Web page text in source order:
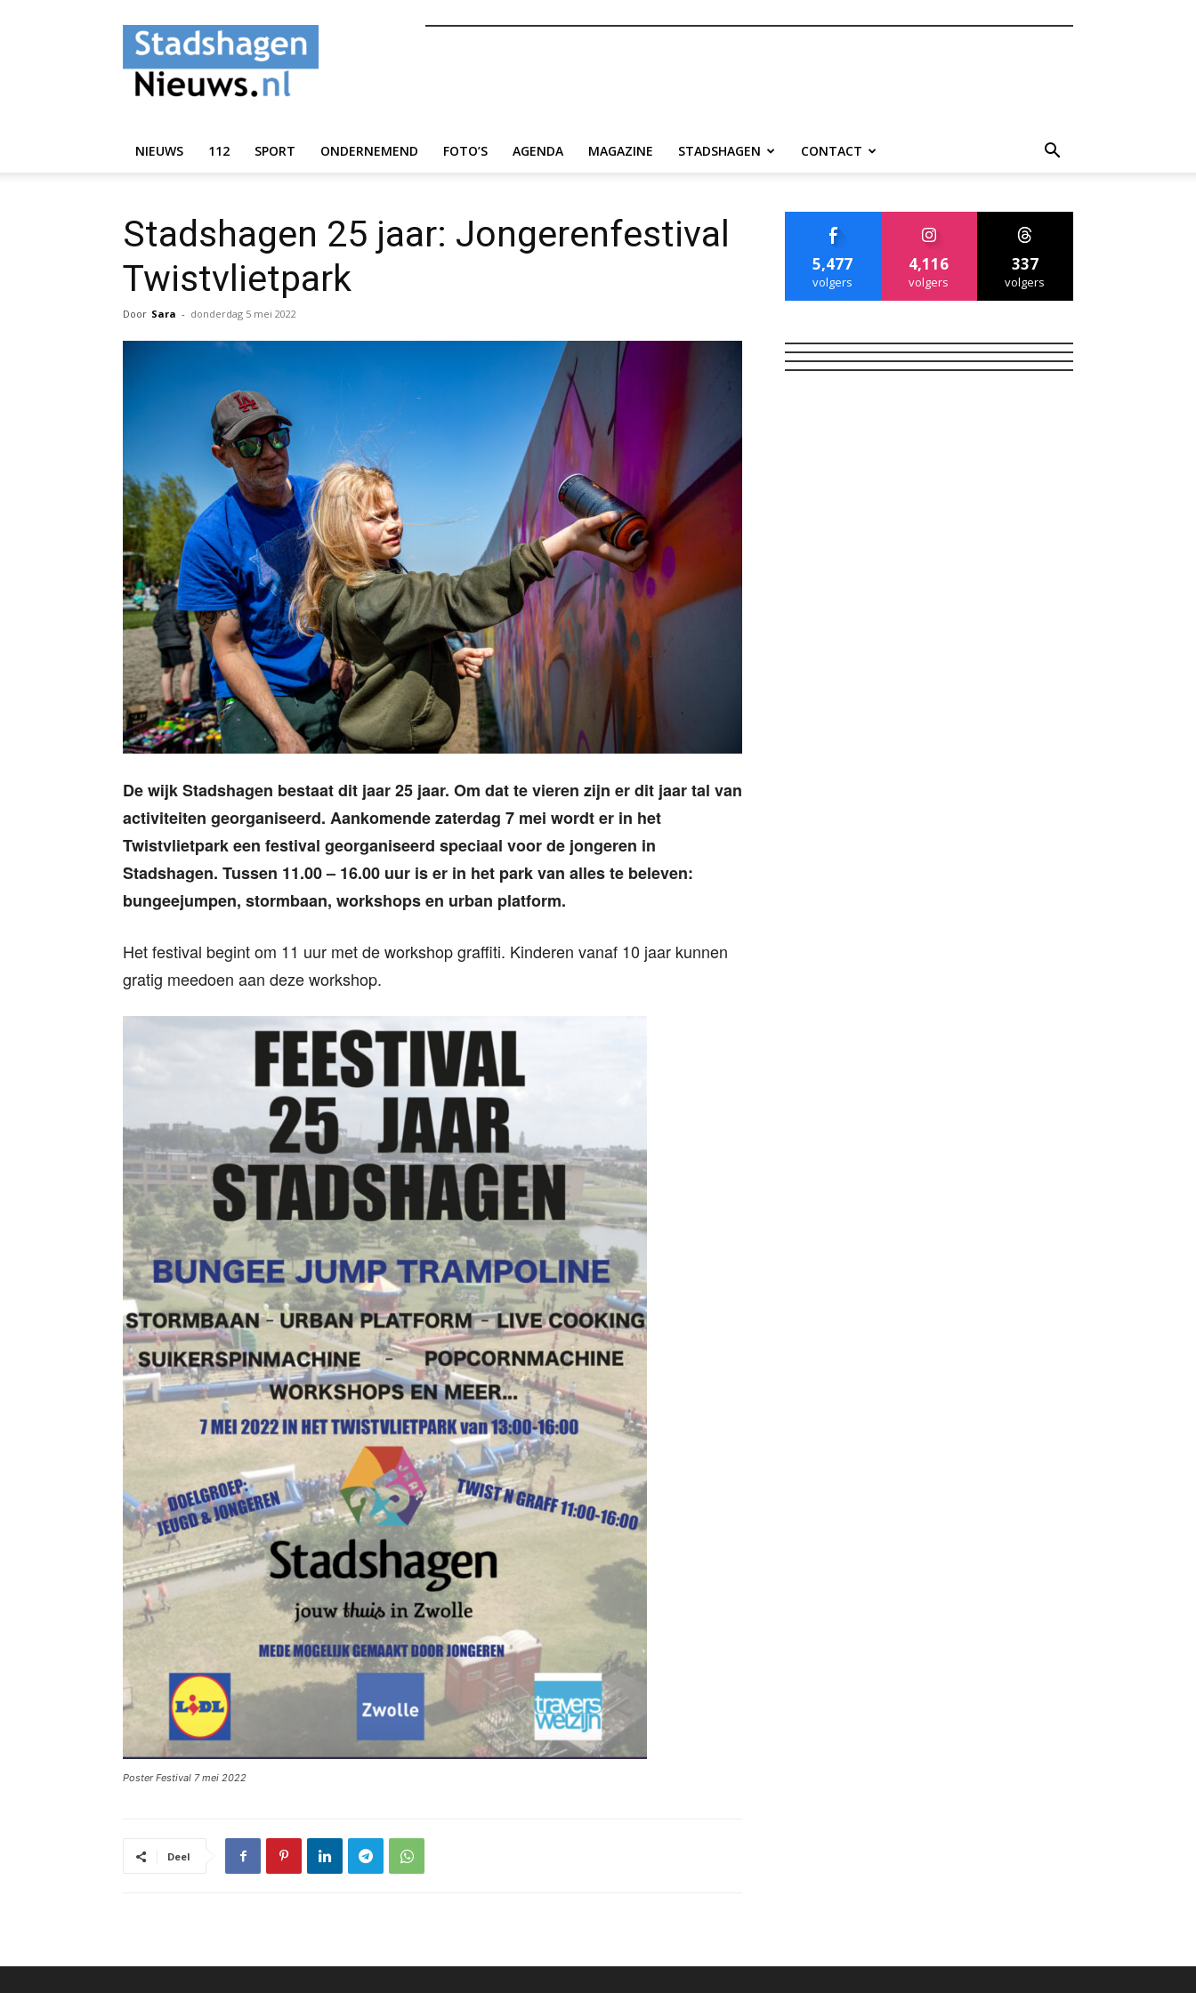
StadshagenNieuws.nl
NIEUWS 112 SPORT ONDERNEMEND FOTO’S AGENDA MAGAZINE STADSHAGEN CONTACT
Stadshagen 25 jaar: Jongerenfestival
Twistvlietpark
Door Sara - donderdag 5 mei 2022
De wijk Stadshagen bestaat dit jaar 25 jaar. Om dat te vieren zijn er dit jaar tal van
activiteiten georganiseerd. Aankomende zaterdag 7 mei wordt er in het
Twistvlietpark een festival georganiseerd speciaal voor de jongeren in
Stadshagen. Tussen 11.00 – 16.00 uur is er in het park van alles te beleven:
bungeejumpen, stormbaan, workshops en urban platform.
Het festival begint om 11 uur met de workshop graffiti. Kinderen vanaf 10 jaar kunnen
gratig meedoen aan deze workshop.
Poster Festival 7 mei 2022
Deel
5,477
volgers
4,116
volgers
337
volgers